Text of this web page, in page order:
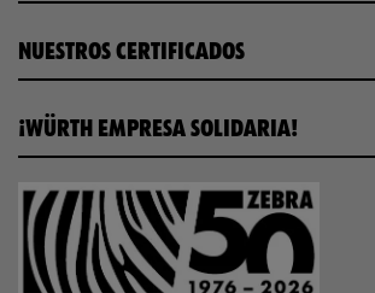
NUESTROS CERTIFICADOS
¡WÜRTH EMPRESA SOLIDARIA!